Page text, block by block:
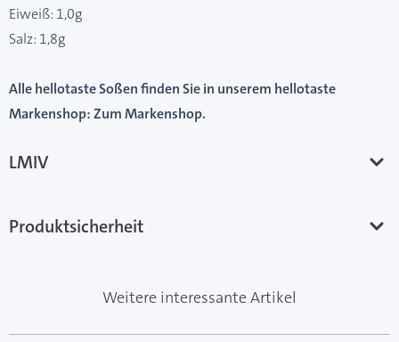
Eiweiß: 1,0g
Salz: 1,8g
Alle hellotaste Soßen finden Sie in unserem hellotaste
Markenshop:Zum Markenshop.
LMIV
Produktsicherheit
Weitere interessante Artikel